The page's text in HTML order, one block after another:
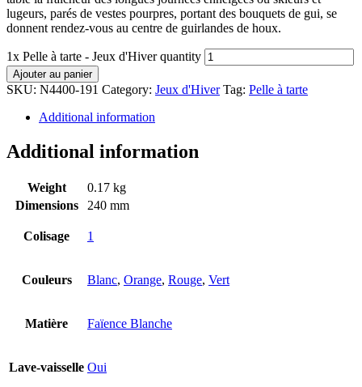
lugeurs, parés de vestes pourpres, portant des bouquets de gui, se
donnent rendez-vous au centre de guirlandes de houx.
1x Pelle à tarte - Jeux d'Hiver quantity
Ajouter au panier
SKU: N4400-191 Category: Jeux d'Hiver Tag: Pelle à tarte
Additional information
Additional information
Weight
0.17 kg
Dimensions
240 mm
Colisage 1
Couleurs Blanc, Orange, Rouge, Vert
Matière Faïence Blanche
Lave-vaisselle Oui